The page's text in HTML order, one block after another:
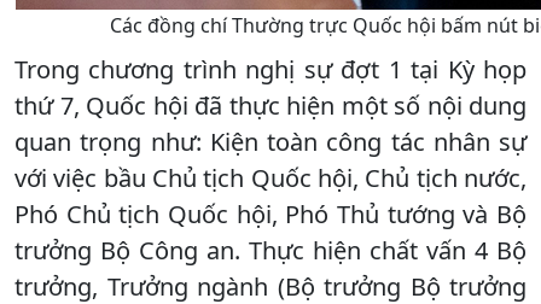
Các đồng chí Thường trực Quốc hội bấm nút
Trong chương trình nghị sự đợt 1 tại Kỳ họp
thứ 7, Quốc hội đã thực hiện một số nội dung
quan trọng như: Kiện toàn công tác nhân sự
với việc bầu Chủ tịch Quốc hội, Chủ tịch nước,
Phó Chủ tịch Quốc hội, Phó Thủ tướng và Bộ
trưởng Bộ Công an. Thực hiện chất vấn 4 Bộ
trưởng, Trưởng ngành (Bộ trưởng Bộ trưởng